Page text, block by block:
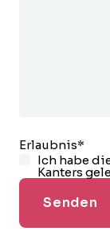
Erlaubnis*
Ich habe
Kanters